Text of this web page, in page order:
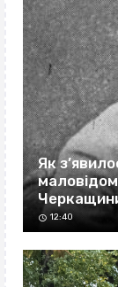
Як
12:40